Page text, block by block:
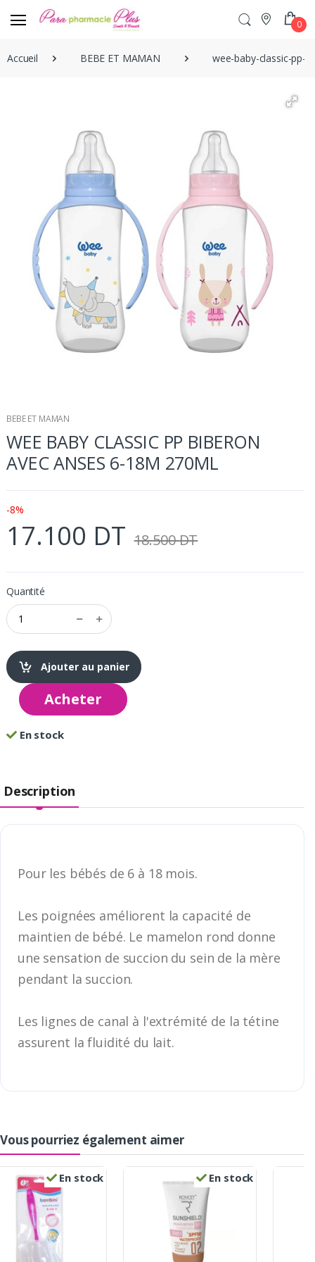
0
Accueil BEBE ET MAMAN wee-baby-classic-pp-
BEBE ET MAMAN
WEE BABY CLASSIC PP BIBERON
AVEC ANSES 6-18M 270ML
-8%
17.100 DT 18.500 DT
Quantité
Ajouter au panier
Acheter
En stock
Description
Pour les bébés de 6 à 18 mois.
Les poignées améliorent la capacité de
maintien de bébé. Le mamelon rond donne
une sensation de succion du sein de la mère
pendant la succion.
Les lignes de canal à l'extrémité de la tétine
assurent la fluidité du lait.
Vous pourriez également aimer
En stock En stock